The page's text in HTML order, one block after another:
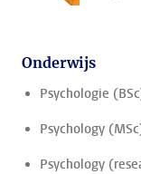
Onderwijs
Psychologie
Psychology
Psychology